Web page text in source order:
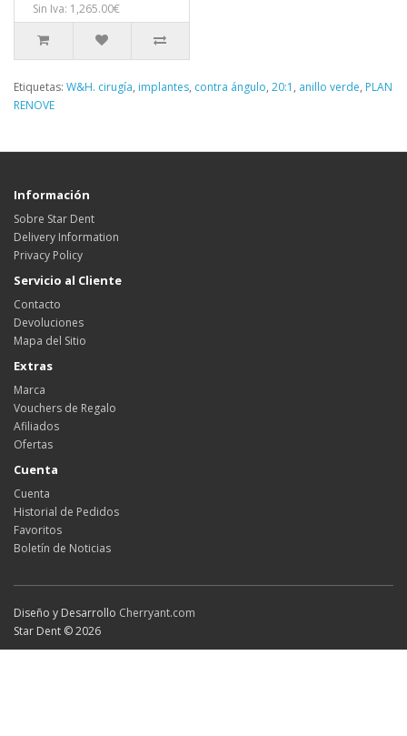
Sin Iva: 1,265.00€
Etiquetas: W&H. cirugía, implantes, contra ángulo, 20:1 , anillo verde, PLAN
RENOVE
Información
Sobre Star Dent
Delivery Information
Privacy Policy
Servicio al Cliente
Contacto
Devoluciones
Mapa del Sitio
Extras
Marca
Vouchers de Regalo
Afiliados
Ofertas
Cuenta
Cuenta
Historial de Pedidos
Favoritos
Boletín de Noticias
Diseño y Desarrollo Cherryant.com
Star Dent © 2026